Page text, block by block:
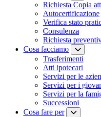
Richiesta Copia
Autocertificazione
Verifica stato
Consulenza
Richiesta
Cosa facciamo
Trasferimenti
Atti ipotecari
Servizi per le
Servizi per i
Servizi per la
Successioni
Cosa fare per